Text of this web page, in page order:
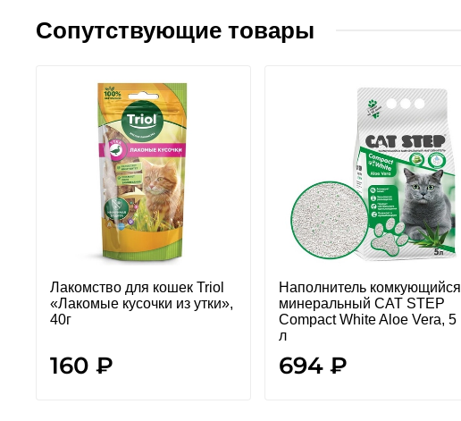
Сопутствующие товары
Лакомство для кошек Triol
«Лакомые кусочки из утки»,
40г
160 ₽
Наполнитель комкующийся
минеральный CAT STEP
Compact White Aloe Vera, 5
л
694 ₽